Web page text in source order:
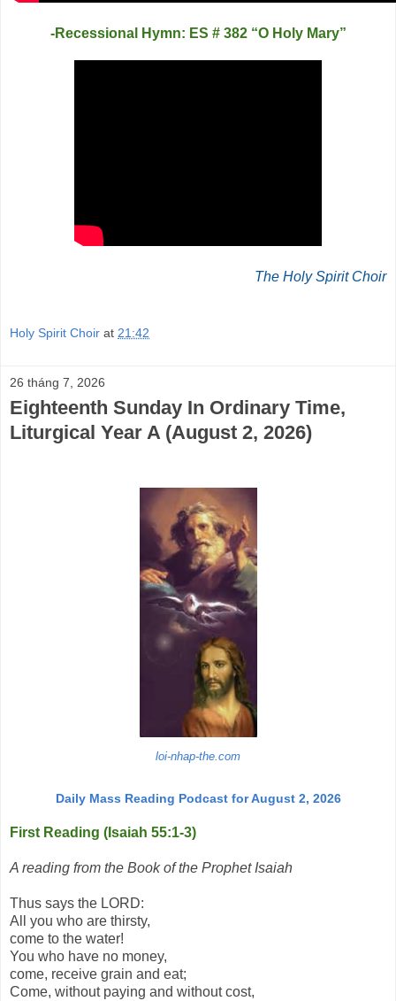
-Recessional Hymn: ES # 382 “O Holy Mary”
The Holy Spirit Choir
Holy Spirit Choir at 21:42
26 tháng 7, 2026
Eighteenth Sunday In Ordinary Time,
Liturgical Year A (August 2, 2026)
loi-nhap-the.com
Daily Mass Reading Podcast for August 2, 2026
First Reading (Isaiah 55:1-3)
A reading from the Book of the Prophet Isaiah
Thus says the LORD:
All you who are thirsty,
come to the water!
You who have no money,
come, receive grain and eat;
Come, without paying and without cost,